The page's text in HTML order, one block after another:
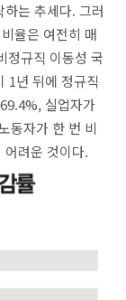
는 추세다. 그러
율은 여전히 매
정규직 이동성 국
1년 뒤에 정규직
실업자가
동자가 한 번 비
어려운 것이다.